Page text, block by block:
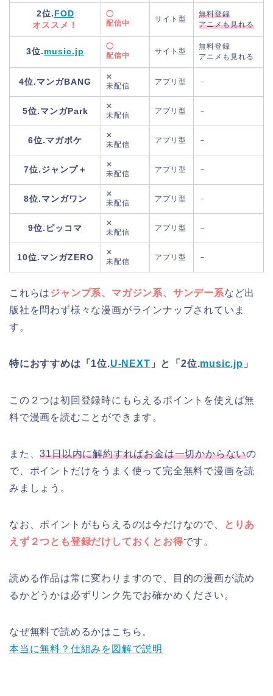
2位.FOD
オススメ！
◯
配信中
サイト型
無料登録
アニメも見れる
3位.music.jp
◯
配信中
サイト型
無料登録
アニメも見れる
4位.マンガBANG
✕
未配信
アプリ型 －
5位.マンガPark
✕
未配信
アプリ型 －
6位.マガポケ
✕
未配信
アプリ型 －
7位.ジャンプ＋
✕
未配信
アプリ型 －
8位.マンガワン
✕
未配信
アプリ型 －
9位.ピッコマ
✕
未配信
アプリ型 －
10位.マンガZERO
✕
未配信
アプリ型 －
これらは ジャンプ系、マガジン系、サンデー系など出
版社を問わず様々な漫画がラインナップされていま
す。
特におすすめは「1位.U-NEXT 」と「2位.music.jp 」
この２つは初回登録時にもらえるポイントを使えば無
料で漫画を読むことができます。
また、31日以内に解約すればお金は一切かからないの
で、ポイントだけをうまく使って完全無料で漫画を読
みましょう。
なお、ポイントがもらえるのは今だけなので、
とりあ
えず２つとも登録だけしておくとお得です。
読める作品は常に変わりますので、目的の漫画が読め
るかどうかは必ずリンク先でお確かめください。
なぜ無料で読めるかはこちら。
本当に無料？仕組みを図解で説明